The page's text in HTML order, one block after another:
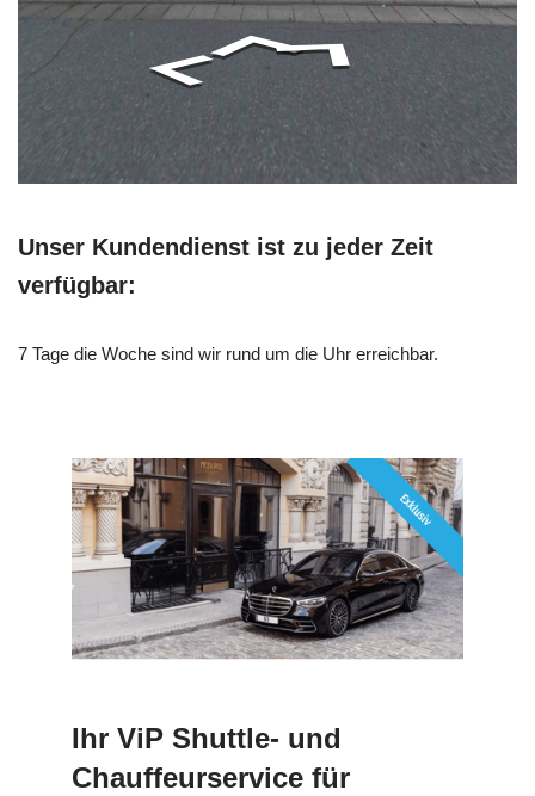
Unser Kundendienst ist zu jeder Zeit
verfügbar:
7 Tage die Woche sind wir rund um die Uhr erreichbar.
Ihr ViP Shuttle- und
Chauffeurservice für